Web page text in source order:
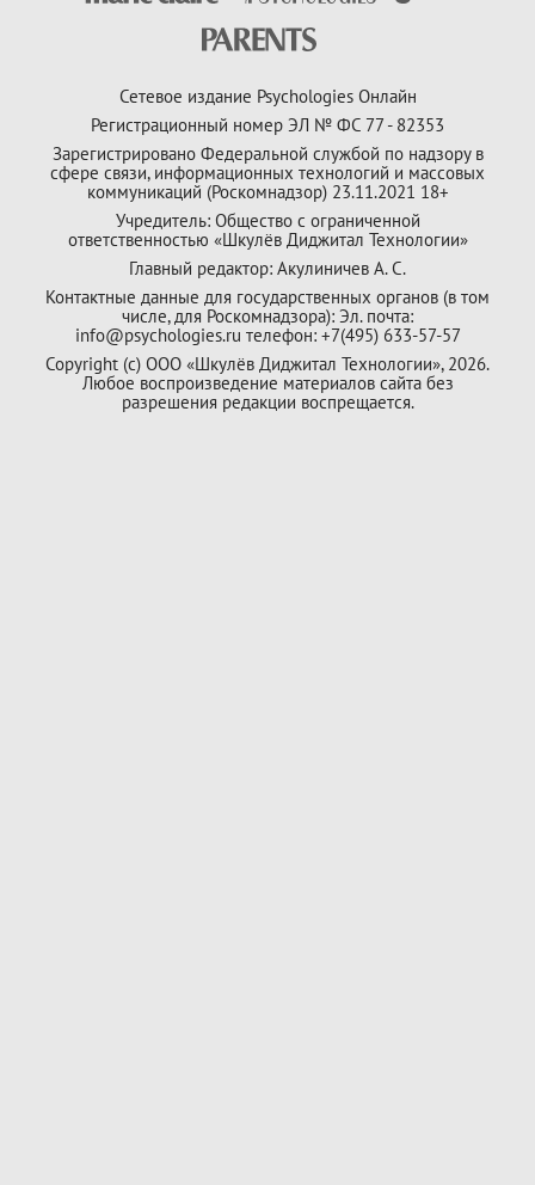
Сетевое издание Psychologies Онлайн
Регистрационный номер ЭЛ № ФС 77 - 82353
Зарегистрировано Федеральной службой по надзору в
сфере связи, информационных технологий и массовых
коммуникаций (Роскомнадзор) 23.11.2021 18+
Учредитель: Общество с ограниченной
ответственностью «Шкулёв Диджитал Технологии»
Главный редактор: Акулиничев А. С.
Контактные данные для государственных органов (в том
числе, для Роскомнадзора): Эл. почта:
info@psychologies.ru телефон: +7(495) 633-57-57
Copyright (с) ООО «Шкулёв Диджитал Технологии», 2026.
Любое воспроизведение материалов сайта без
разрешения редакции воспрещается.